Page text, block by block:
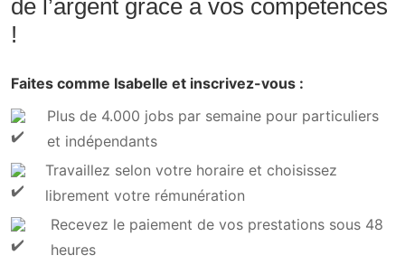
de l’argent grâce à vos compétences
!
Faites comme Isabelle et inscrivez-vous :
Plus de 4.000 jobs par semaine pour particuliers
et indépendants
Travaillez selon votre horaire et choisissez
librement votre rémunération
Recevez le paiement de vos prestations sous 48
heures